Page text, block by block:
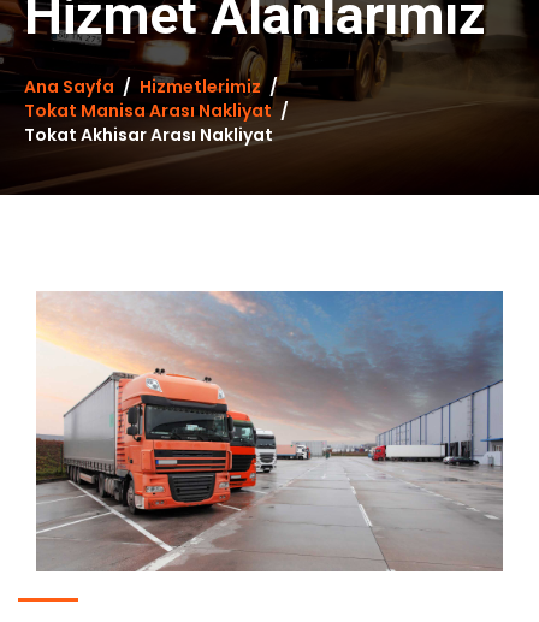
Hizmet Alanlarımız
Ana Sayfa
Hizmetlerimiz
Tokat Manisa Arası Nakliyat
Tokat Akhisar Arası Nakliyat